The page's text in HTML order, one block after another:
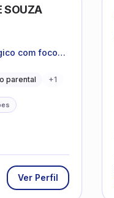
SOUZA
com foco
promovendo
parental +1
Ver Perfil